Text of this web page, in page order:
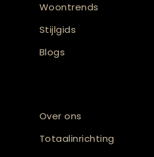
Woontrends
Stijlgids
Blogs
Over ons
Totaalinrichting